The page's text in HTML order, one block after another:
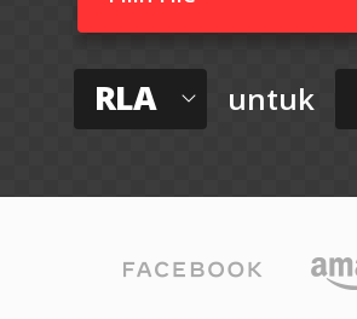
RLA untuk